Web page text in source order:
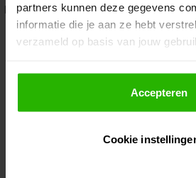
partners kunnen deze gegevens
informatie die je aan ze hebt
verzameld op basis van jouw
Als je op "Accepteer" klikt, dan
toestemming om cookies voor
gepersonaliseerde advertenties te
Lees hier meer over in ons
Accepteren
Cookie
loadingwww.voordeeluitjes.nl (see the
information).